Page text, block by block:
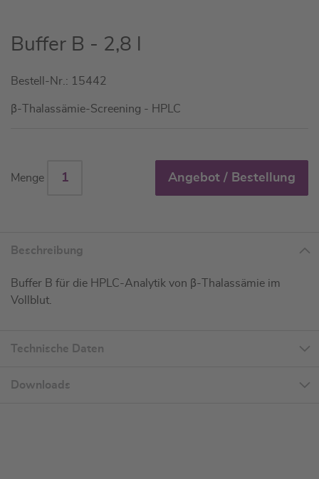
Zum
Anfang
Bildgalerie
springen
Buffer B - 2,8 l
Bestell-Nr.: 15442
β-Thalassämie-Screening - HPLC
Menge Angebot / Bestellung
Beschreibung
Buffer B für die HPLC-Analytik von β-Thalassämie im
Vollblut.
Technische Daten
Downloads